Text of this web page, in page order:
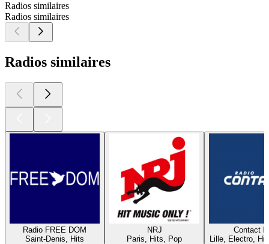
Radios similaires
Radios similaires
Radios similaires
Radio FREE DOM
Saint-Denis, Hits
NRJ
Paris, Hits, Pop
Contact
Lille, Electro,